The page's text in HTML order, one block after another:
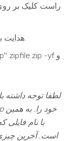
راست کلیک بر
هدایت به محل فایل از فایل فشرده خراب خود را.
است. آخرین